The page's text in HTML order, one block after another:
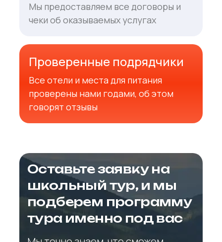
Мы предоставляем все договоры и
чеки об оказываемых услугах
Проверенные подрядчики
Все отели и места для питания
проверены нами годами, об этом
говорят отзывы
Оставьте заявку на
школьный тур, и мы
подберем программу
тура именно под вас